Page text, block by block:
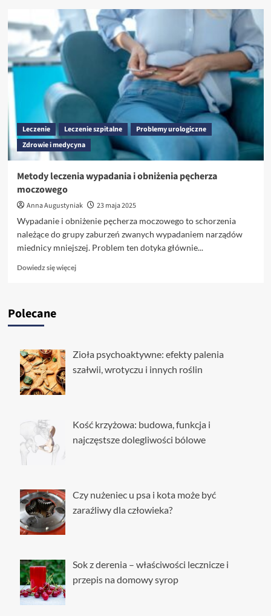
o
Uszkodzenie
rdzenia
kręgowego:
metody
leczenia
Leczenie Leczenie szpitalne
Problemy urologiczne
Zdrowie i medycyna
Metody leczenia wypadania i obniżenia pęcherza
moczowego
Anna Augustyniak
23 maja 2025
Wypadanie i obniżenie pęcherza moczowego to schorzenia
należące do grupy zaburzeń zwanych wypadaniem narządów
miednicy mniejszej. Problem ten dotyka głównie...
Dowiedz się więcejDowiedz
obniżenia
pęcherza
Polecane
Zioła psychoaktywne: efekty palenia
szałwii, wrotyczu i innych roślin
Kość krzyżowa: budowa, funkcja i
najczęstsze dolegliwości bólowe
Czy nużeniec u psa i kota może być
zaraźliwy dla człowieka?
Sok z derenia – właściwości lecznicze i
przepis na domowy syrop